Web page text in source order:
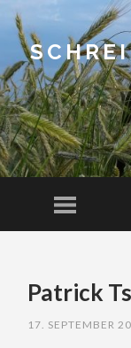
CONTENTPatrick
17. SEPTEMBER